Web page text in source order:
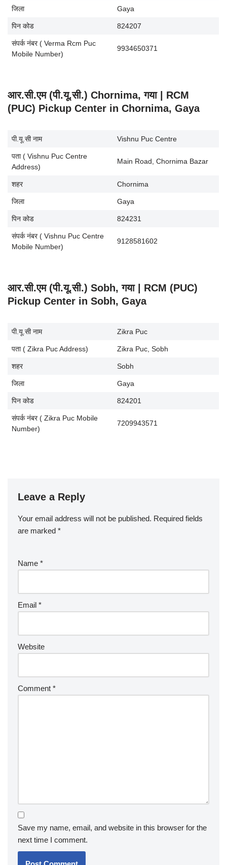
जिला Gaya
पिन कोड 824207
संपर्क नंबर ( Verma Rcm Puc
Mobile Number)
9934650371
आर.सी.एम (पी.यू.सी.) Chornima, गया | RCM
(PUC) Pickup Center in Chornima, Gaya
पी.यू.सी नाम Vishnu Puc Centre
पता ( Vishnu Puc Centre
Address)
Main Road, Chornima Bazar
शहर Chornima
जिला Gaya
पिन कोड 824231
संपर्क नंबर ( Vishnu Puc Centre
Mobile Number)
9128581602
आर.सी.एम (पी.यू.सी.) Sobh, गया | RCM (PUC)
Pickup Center in Sobh, Gaya
पी.यू.सी नाम Zikra Puc
पता ( Zikra Puc Address) Zikra Puc, Sobh
शहर Sobh
जिला Gaya
पिन कोड 824201
संपर्क नंबर ( Zikra Puc Mobile
Number)
7209943571
Leave a Reply
Your email address will not be published. Required fields
are marked *
Name *
Email *
Website
Comment *
Save my name, email, and website in this browser for the
next time I comment.